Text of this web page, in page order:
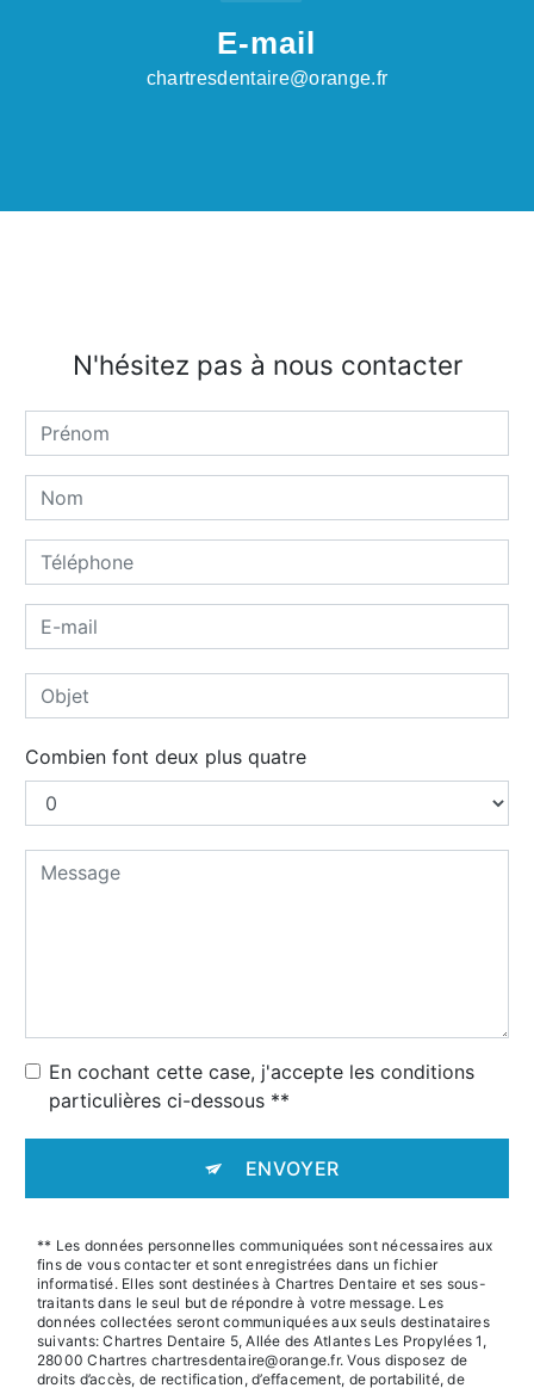
E-mail
chartresdentaire@orange.fr
N'hésitez pas à nous contacter
Combien font deux plus quatre
En cochant cette case, j'accepte les conditions
particulières ci-dessous **
ENVOYER
** Les données personnelles communiquées sont nécessaires aux
fins de vous contacter et sont enregistrées dans un fichier
informatisé. Elles sont destinées à Chartres Dentaire et ses sous-
traitants dans le seul but de répondre à votre message. Les
données collectées seront communiquées aux seuls destinataires
suivants: Chartres Dentaire 5, Allée des Atlantes Les Propylées 1,
28000 Chartres chartresdentaire@orange.fr. Vous disposez de
droits d’accès, de rectification, d’effacement, de portabilité, de